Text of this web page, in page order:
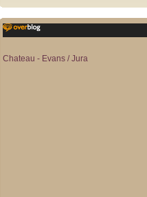
Chateau - Evans / Jura